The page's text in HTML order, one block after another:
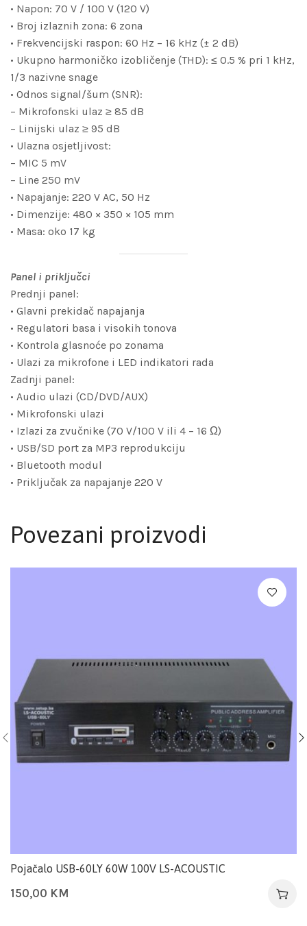
• Napon: 70 V / 100 V (120 V)
• Broj izlaznih zona: 6 zona
• Frekvencijski raspon: 60 Hz – 16 kHz (± 2 dB)
• Ukupno harmoničko izobličenje (THD): ≤ 0.5 % pri 1 kHz,
1/3 nazivne snage
• Odnos signal/šum (SNR):
– Mikrofonski ulaz ≥ 85 dB
– Linijski ulaz ≥ 95 dB
• Ulazna osjetljivost:
– MIC 5 mV
– Line 250 mV
• Napajanje: 220 V AC, 50 Hz
• Dimenzije: 480 × 350 × 105 mm
• Masa: oko 17 kg
Panel i priključci
Prednji panel:
• Glavni prekidač napajanja
• Regulatori basa i visokih tonova
• Kontrola glasnoće po zonama
• Ulazi za mikrofone i LED indikatori rada
Zadnji panel:
• Audio ulazi (CD/DVD/AUX)
• Mikrofonski ulazi
• Izlazi za zvučnike (70 V/100 V ili 4 – 16 Ω)
• USB/SD port za MP3 reprodukciju
• Bluetooth modul
• Priključak za napajanje 220 V
Povezani proizvodi
Pojačalo USB-60LY 60W 100V LS-ACOUSTIC
150,00 KM